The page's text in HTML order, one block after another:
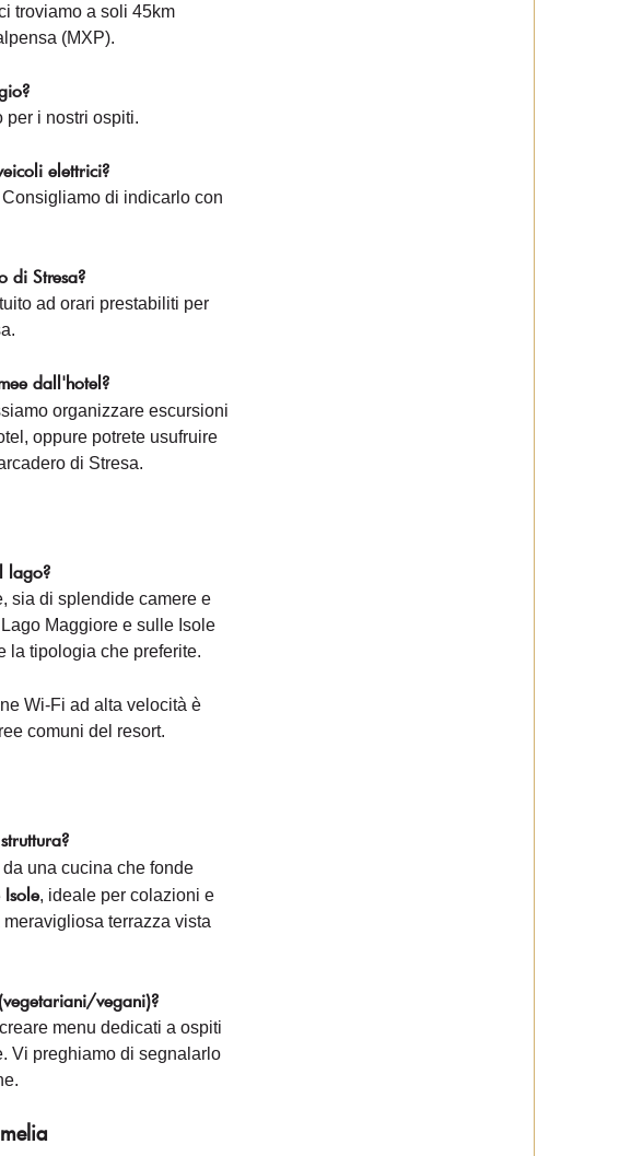
troviamo a soli 45km
(MXP).
per i nostri ospiti.
elettrici?
di indicarlo con
di Stresa?
ad orari prestabiliti per
dall'hotel?
organizzare escursioni
oppure potrete usufruire
di Stresa.
lago?
sia di splendide camere e
Maggiore e sulle Isole
la tipologia che preferite.
Wi-Fi ad alta velocità è
comuni del resort.
una cucina che fonde
Isole, ideale per colazioni e
terrazza vista
vegani)?
menu dedicati a ospiti
Vi preghiamo di segnalarlo